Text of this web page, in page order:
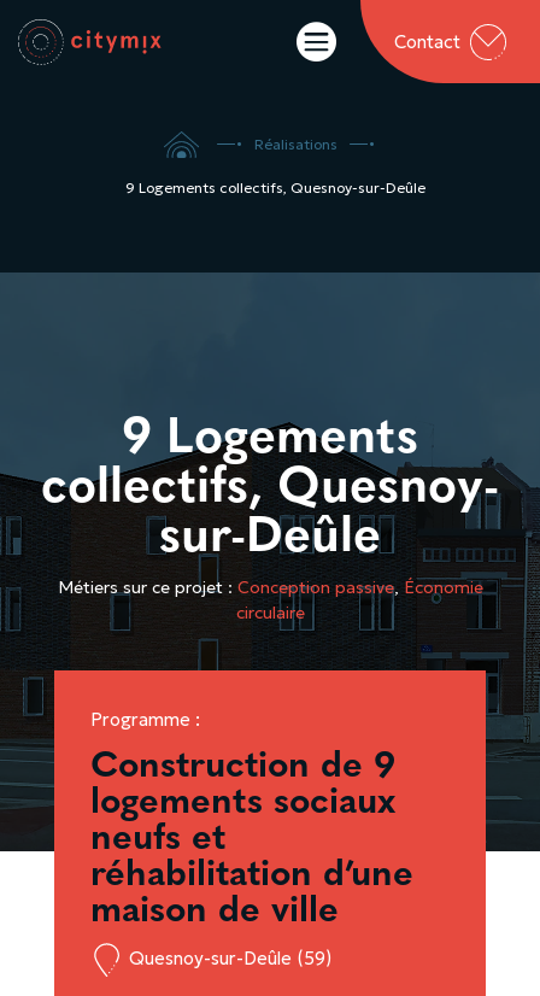
 Contact
 5 Réalisations 5
9 Logements collectifs, Quesnoy-sur-Deûle
9 Logements
collectifs, Quesnoy-
sur-Deûle
Métiers sur ce projet : Conception passive, Économie
circulaire
Programme :
Construction de 9
logements sociaux
neufs et
réhabilitation d’une
maison de ville
Quesnoy-sur-Deûle (59)